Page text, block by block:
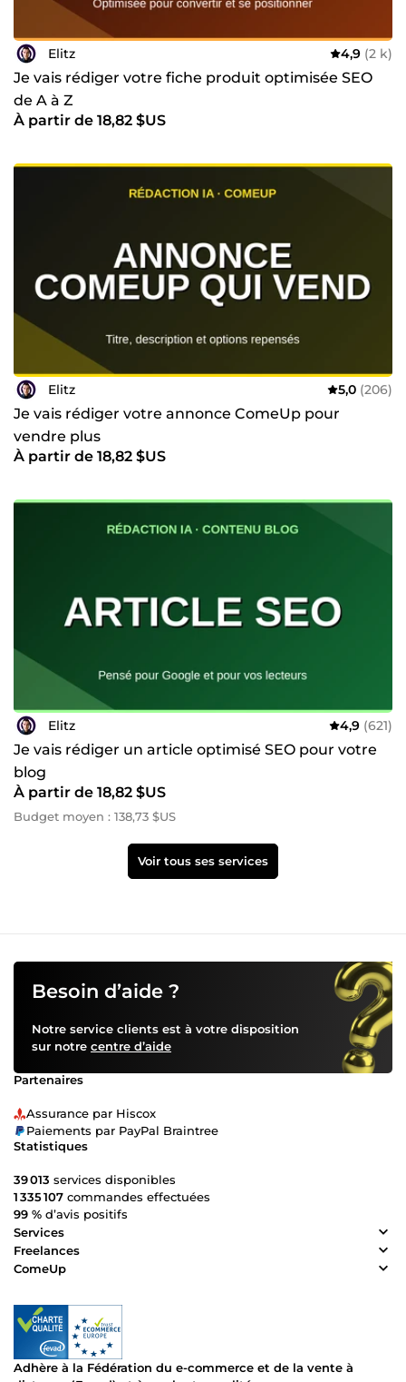
Elitz 4,9 (2 k)
Je vais rédiger votre fiche produit optimisée SEO
de A à Z
À partir de 18,82 $US
Elitz 5,0 (206)
Je vais rédiger votre annonce ComeUp pour
vendre plus
À partir de 18,82 $US
Elitz 4,9 (621)
Je vais rédiger un article optimisé SEO pour votre
blog
À partir de 18,82 $US
Budget moyen : 138,73 $US
Voir tous ses services
Besoin d’aide ?
Notre service clients est à votre disposition
sur notre centre d’aide
Partenaires
Assurance par Hiscox
Paiements par PayPal Braintree
Statistiques
39 013 services disponibles
1 335 107 commandes effectuées
99 % d’avis positifs
Services
Freelances
ComeUp
Adhère à la Fédération du e-commerce et de la vente à